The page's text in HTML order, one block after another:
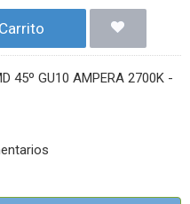
45º GU10 AMPERA 2700K -